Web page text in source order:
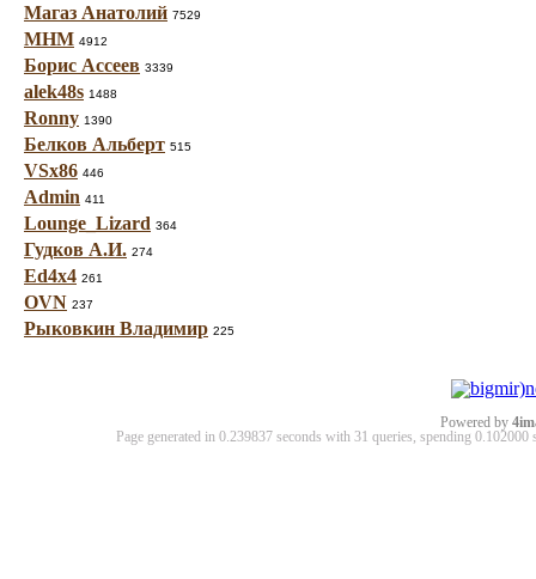
Магаз Анатолий 7529
МНМ 4912
Борис Ассеев 3339
alek48s 1488
Ronny 1390
Белков Альберт 515
VSx86 446
Admin 411
Lounge_Lizard 364
Гудков А.И. 274
Ed4x4 261
OVN 237
Рыковкин Владимир 225
Powered by
Page generated in 0.239837 seconds with 31 queries, spending